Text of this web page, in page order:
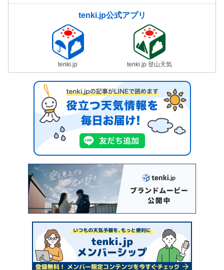
tenki.jp公式アプリ
tenki.jp tenki.jp 登山天気